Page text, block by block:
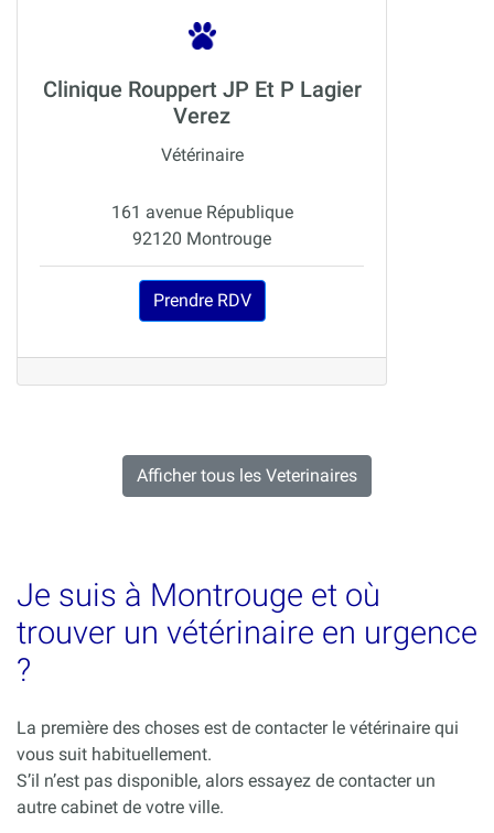
Clinique Rouppert JP Et P Lagier
Verez
Vétérinaire
161 avenue République
92120 Montrouge
Prendre RDV
Afficher tous les Veterinaires
Je suis à Montrouge et où
trouver un vétérinaire en urgence
?
La première des choses est de contacter le vétérinaire qui
vous suit habituellement.
S’il n’est pas disponible, alors essayez de contacter un
autre cabinet de votre ville.